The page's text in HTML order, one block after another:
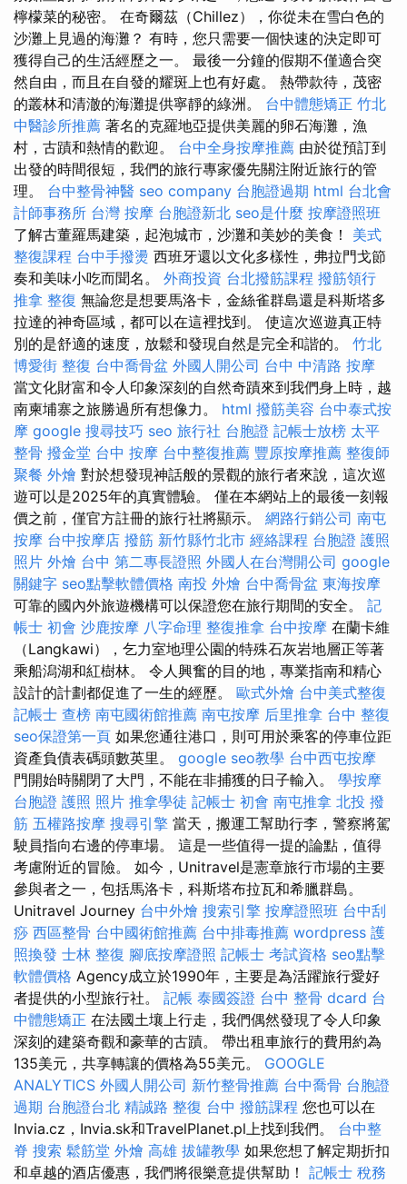
檸檬菜的秘密。 在奇爾茲（Chillez），你從未在雪白色的
沙灘上見過的海灘？ 有時，您只需要一個快速的決定即可
獲得自己的生活經歷之一。 最後一分鐘的假期不僅適合突
然自由，而且在自發的耀斑上也有好處。 熱帶款待，茂密
的叢林和清澈的海灘提供寧靜的綠洲。 台中體態矯正 竹北
中醫診所推薦 著名的克羅地亞提供美麗的卵石海灘，漁
村，古蹟和熱情的歡迎。 台中全身按摩推薦 由於從預訂到
出發的時間很短，我們的旅行專家優先關注附近旅行的管
理。 台中整骨神醫 seo company 台胞證過期 html 台北會
計師事務所 台灣 按摩 台胞證新北 seo是什麼 按摩證照班
了解古董羅馬建築，起泡城市，沙灘和美妙的美食！ 美式
整復課程 台中手撥燙 西班牙還以文化多樣性，弗拉門戈節
奏和美味小吃而聞名。 外商投資 台北撥筋課程 撥筋領行
推拿 整復 無論您是想要馬洛卡，金絲雀群島還是科斯塔多
拉達的神奇區域，都可以在這裡找到。 使這次巡遊真正特
別的是舒適的速度，放鬆和發現自然是完全和諧的。 竹北
博愛街 整復 台中喬骨盆 外國人開公司 台中 中清路 按摩
當文化財富和令人印象深刻的自然奇蹟來到我們身上時，越
南柬埔寨之旅勝過所有想像力。 html 撥筋美容 台中泰式按
摩 google 搜尋技巧 seo 旅行社 台胞證 記帳士放榜 太平
整骨 撥金堂 台中 按摩 台中整復推薦 豐原按摩推薦 整復師
聚餐 外燴 對於想發現神話般的景觀的旅行者來說，這次巡
遊可以是2025年的真實體驗。 僅在本網站上的最後一刻報
價之前，僅官方註冊的旅行社將顯示。 網路行銷公司 南屯
按摩 台中按摩店 撥筋 新竹縣竹北市 經絡課程 台胞證 護照
照片 外燴 台中 第二專長證照 外國人在台灣開公司 google
關鍵字 seo點擊軟體價格 南投 外燴 台中喬骨盆 東海按摩
可靠的國內外旅遊機構可以保證您在旅行期間的安全。 記
帳士 初會 沙鹿按摩 八字命理 整復推拿 台中按摩 在蘭卡維
（Langkawi），乞力室地理公園的特殊石灰岩地層正等著
乘船潟湖和紅樹林。 令人興奮的目的地，專業指南和精心
設計的計劃都促進了一生的經歷。 歐式外燴 台中美式整復
記帳士 查榜 南屯國術館推薦 南屯按摩 后里推拿 台中 整復
seo保證第一頁 如果您通往港口，則可用於乘客的停車位距
資產負債表碼頭數英里。 google seo教學 台中西屯按摩
門開始時關閉了大門，不能在非捕獲的日子輸入。 學按摩
台胞證 護照 照片 推拿學徒 記帳士 初會 南屯推拿 北投 撥
筋 五權路按摩 搜尋引擎 當天，搬運工幫助行李，警察將駕
駛員指向右邊的停車場。 這是一些值得一提的論點，值得
考慮附近的冒險。 如今，Unitravel是憲章旅行市場的主要
參與者之一，包括馬洛卡，科斯塔布拉瓦和希臘群島。
Unitravel Journey 台中外燴 搜索引擎 按摩證照班 台中刮
痧 西區整骨 台中國術館推薦 台中排毒推薦 wordpress 護
照換發 士林 整復 腳底按摩證照 記帳士 考試資格 seo點擊
軟體價格 Agency成立於1990年，主要是為活躍旅行愛好
者提供的小型旅行社。 記帳 泰國簽證 台中 整骨 dcard 台
中體態矯正 在法國土壤上行走，我們偶然發現了令人印象
深刻的建築奇觀和豪華的古蹟。 帶出租車旅行的費用約為
135美元，共享轉讓的價格為55美元。 GOOGLE
ANALYTICS 外國人開公司 新竹整骨推薦 台中喬骨 台胞證
過期 台胞證台北 精誠路 整復 台中 撥筋課程 您也可以在
Invia.cz，Invia.sk和TravelPlanet.pl上找到我們。 台中整
脊 搜索 鬆筋堂 外燴 高雄 拔罐教學 如果您想了解定期折扣
和卓越的酒店優惠，我們將很樂意提供幫助！ 記帳士 稅務